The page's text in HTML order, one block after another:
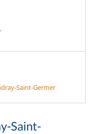
Saint-Germer
Saint-